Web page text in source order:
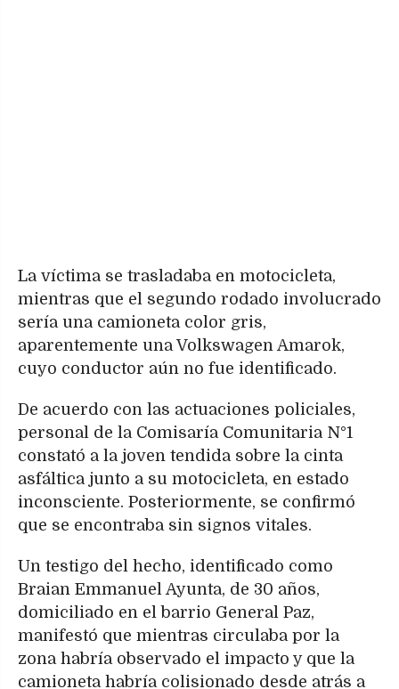
La víctima se trasladaba en motocicleta,
mientras que el segundo rodado involucrado
sería una camioneta color gris,
aparentemente una Volkswagen Amarok,
cuyo conductor aún no fue identificado.
De acuerdo con las actuaciones policiales,
personal de la Comisaría Comunitaria N°1
constató a la joven tendida sobre la cinta
asfáltica junto a su motocicleta, en estado
inconsciente. Posteriormente, se confirmó
que se encontraba sin signos vitales.
Un testigo del hecho, identificado como
Braian Emmanuel Ayunta, de 30 años,
domiciliado en el barrio General Paz,
manifestó que mientras circulaba por la
zona habría observado el impacto y que la
camioneta habría colisionado desde atrás a